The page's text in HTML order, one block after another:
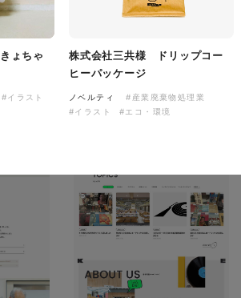
コーポレートサイト
#介護・福祉
ょちゃ
#イラスト
株式会社三共様 ドリップコー
ヒーパッケージ
ノベルティ
#産業廃棄物処理業
#イラスト
#エコ・環境